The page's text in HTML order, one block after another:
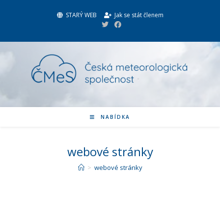
STARÝ WEB Jak se stát členem
NABÍDKA
webové stránky
> webové stránky